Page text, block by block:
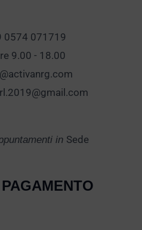
0574 071719
9.00 - 18.00
in Sede